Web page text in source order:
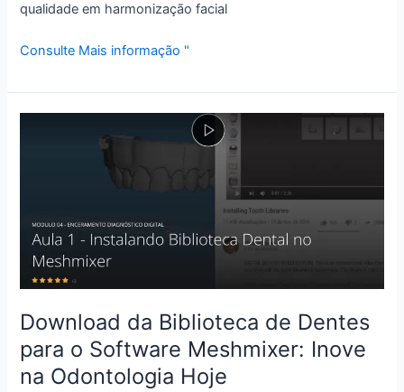
qualidade em harmonização facial
Consulte Mais informação "
Download da Biblioteca de Dentes
para o Software Meshmixer: Inove
na Odontologia Hoje
para
Software
Inove
Odontologia
Hoje